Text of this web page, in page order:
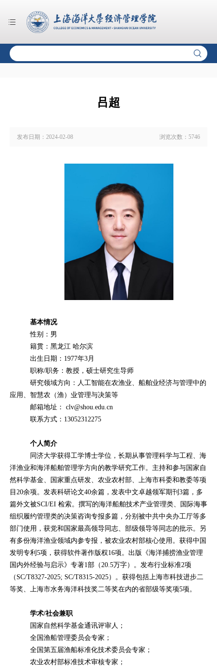
吕超
发布日期： 2024-02-08 浏览次数： 5746
基本情况
性别：男
籍贯：黑龙江 哈尔滨
出生日期： 1977年3月
职称/职务：教授，硕士研究生导师
研究领域方向：人工智能在农渔业、船舶业经济与管理中的
应用、智慧农（渔）业管理与决策等
邮箱地址：
clv@shou.edu.cn
联系方式： 13052312275
个人简介
同济大学获得工学博士学位，长期从事管理科学与工程、海
洋渔业和海洋船舶管理学方向的教学研究工作。主持和参与国家自
然科学基金、国家重点研发、农业农村部、上海市科委和教委等项
目 20余项。发表科研论文40余篇，发表中文卓越领军期刊 3篇，多
篇外文被SCI/EI 检索。撰写的海洋船舶技术产业管理类、国际海事
组织履约管理类的决策咨询专报多篇，分别被中共中央办工厅等多
部门使用，获党和国家最高领导同志、部级领导等同志的批示。另
有多份海洋渔业领域内参专报，被农业农村部核心使用。获得中国
发明专利 5项，获得软件著作版权16项。出版《海洋捕捞渔业管理
国内外经验与启示》专著1部（20.5万字）。发布行业标准2项
（ SC/T8327-2025; SC/T8315-2025）。获得包括上海市科技进步二
等奖、上海市水务海洋科技奖二等奖在内的省部级等奖项5项。
学术/社会兼职
国家自然科学基金通讯评审人；
全国渔船管理委员会专家；
全国第五届渔船标准化技术委员会专家；
农业农村部标准技术审核专家；